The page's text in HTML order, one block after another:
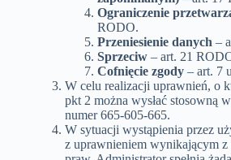
Ograniczenie
RODO.
Przeniesienie danych –
Sprzeciw – art. 21
Cofnięcie zgody – art. 7
W celu realizacji uprawnień, o
pkt 2 można wysłać stosowną
numer 665-605-665.
W sytuacji wystąpienia przez
z uprawnieniem wynikającym z